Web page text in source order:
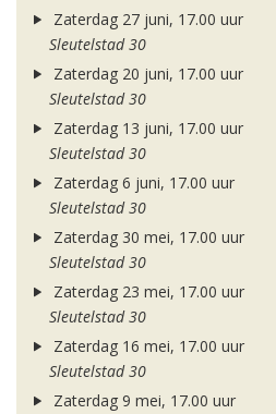
Zaterdag 27 juni, 17.00 uur
Sleutelstad 30
Zaterdag 20 juni, 17.00 uur
Sleutelstad 30
Zaterdag 13 juni, 17.00 uur
Sleutelstad 30
Zaterdag 6 juni, 17.00 uur
Sleutelstad 30
Zaterdag 30 mei, 17.00 uur
Sleutelstad 30
Zaterdag 23 mei, 17.00 uur
Sleutelstad 30
Zaterdag 16 mei, 17.00 uur
Sleutelstad 30
Zaterdag 9 mei, 17.00 uur